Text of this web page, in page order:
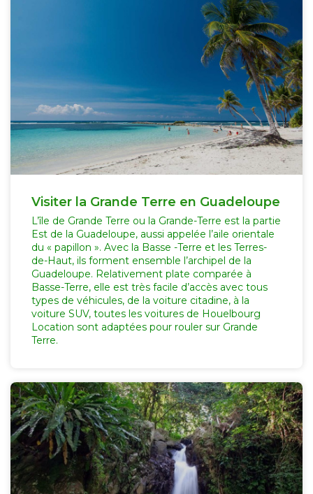
Visiter la Grande Terre en Guadeloupe
L’île de Grande Terre ou la Grande-Terre est la partie
Est de la Guadeloupe, aussi appelée l’aile orientale
du « papillon ». Avec la Basse -Terre et les Terres-
de-Haut, ils forment ensemble l’archipel de la
Guadeloupe. Relativement plate comparée à
Basse-Terre, elle est très facile d’accès avec tous
types de véhicules, de la voiture citadine, à la
voiture SUV, toutes les voitures de Houelbourg
Location sont adaptées pour rouler sur Grande
Terre.